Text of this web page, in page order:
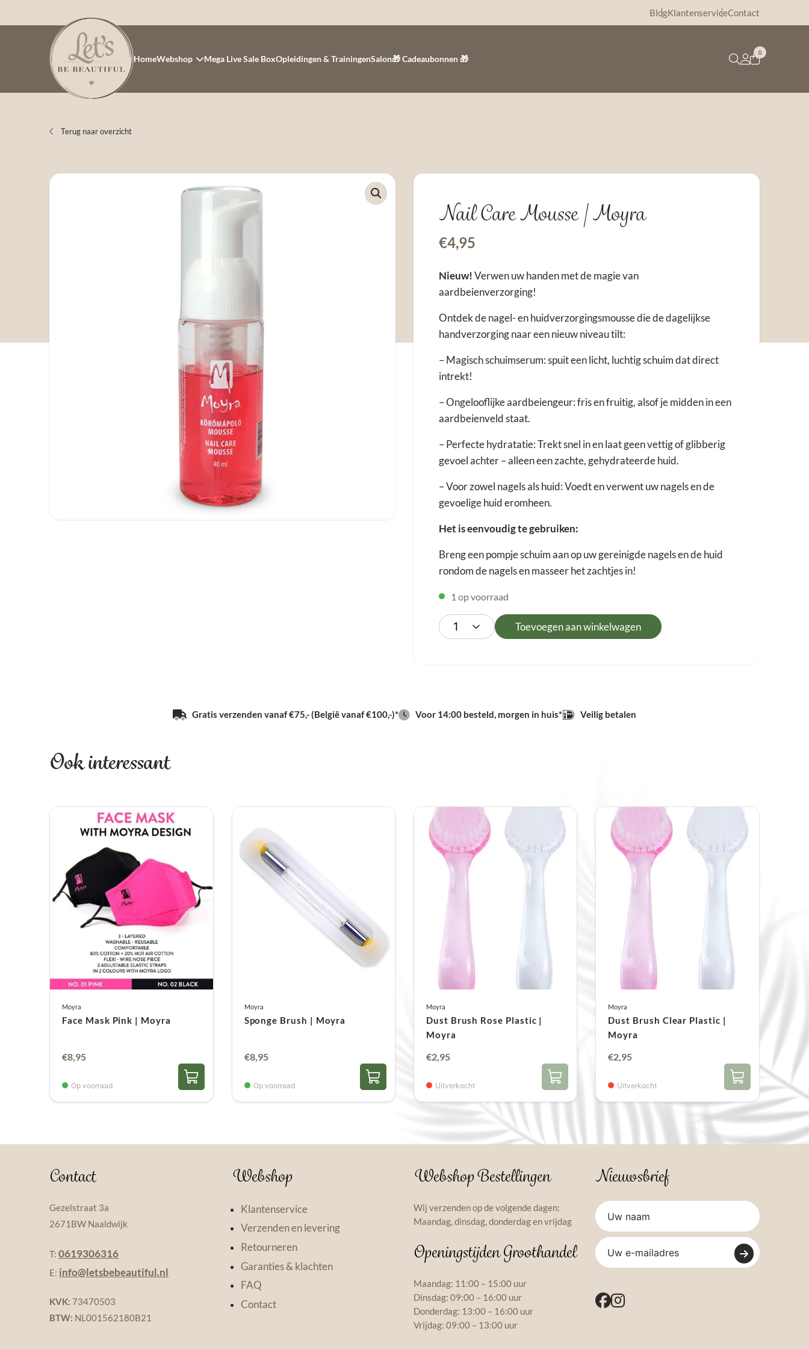
BlogKlantenserviceContact
HomeWebshop Mega Live Sale BoxOpleidingen & TrainingenSalon🎁 Cadeaubonnen 🎁
0
Terug naar overzicht
Nail Care Mousse | Moyra
€4,95
Nieuw!Verwen uw handen met de magie van
aardbeienverzorging!
Ontdek de nagel- en huidverzorgingsmousse die de dagelijkse
handverzorging naar een nieuw niveau tilt:
– Magisch schuimserum: spuit een licht, luchtig schuim dat direct
intrekt!
– Ongelooflijke aardbeiengeur: fris en fruitig, alsof je midden in een
aardbeienveld staat.
– Perfecte hydratatie: Trekt snel in en laat geen vettig of glibberig
gevoel achter – alleen een zachte, gehydrateerde huid.
– Voor zowel nagels als huid: Voedt en verwent uw nagels en de
gevoelige huid eromheen.
Het is eenvoudig te gebruiken:
Breng een pompje schuim aan op uw gereinigde nagels en de huid
rondom de nagels en masseer het zachtjes in!
1 op voorraad
Toevoegen aan winkelwagen
Gratis verzenden vanaf €75,- (België vanaf €100,-)* Voor 14:00 besteld, morgen in huis* Veilig betalen
Ook interessant
Moyra
Face Mask Pink | Moyra
€8,95
Op voorraad
Moyra
Sponge Brush | Moyra
€8,95
Op voorraad
Moyra
Dust Brush Rose Plastic |
Moyra
€2,95
Uitverkocht
Moyra
Dust Brush Clear Plastic |
Moyra
€2,95
Uitverkocht
Contact
Gezelstraat 3a
2671BW Naaldwijk
T:0619306316
E: info@letsbebeautiful.nl
KVK: 73470503
BTW: NL001562180B21
Webshop
Klantenservice
Verzenden en levering
Retourneren
Garanties & klachten
FAQ
Contact
Webshop Bestellingen
Wij verzenden op de volgende dagen:
Maandag, dinsdag, donderdag en vrijdag
Openingstijden Groothandel
Maandag: 11:00 – 15:00 uur
Dinsdag: 09:00 – 16:00 uur
Donderdag: 13:00 – 16:00 uur
Vrijdag: 09:00 – 13:00 uur
Nieuwsbrief